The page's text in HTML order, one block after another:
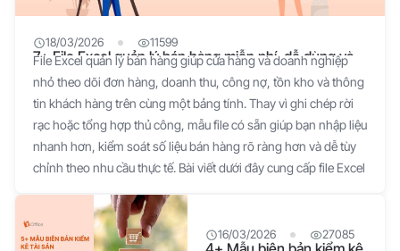
18/03/2026 11599
7+ File Excel quản lý bán hàng miễn phí, dễ dùng và
dễ chỉnh sửa
File Excel quản lý bán hàng giúp cửa hàng và doanh nghiệp
nhỏ theo dõi đơn hàng, doanh thu, công nợ, tồn kho và thông
tin khách hàng trên cùng một bảng tính. Thay vì ghi chép rời
rạc hoặc tổng hợp thủ công, mẫu file có sẵn giúp bạn nhập liệu
nhanh hơn, kiểm soát số liệu bán hàng rõ ràng hơn và dễ tùy
chỉnh theo nhu cầu thực tế. Bài viết dưới đây cung cấp file Excel
dụng. 1. Doanh nghiệp có nên sử dụng file Excel quản lý bán
hàng? Việc sử dụng Excel trong quản lý bán hàng là một lựa
16/03/2026 27085